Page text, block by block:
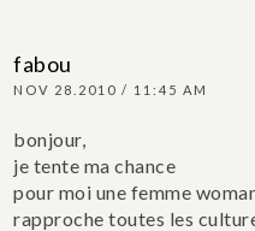
fabou
NOV 28.2010 / 11:45 AM
bonjour,
je tente ma chance
pour moi une femme
rapproche toutes les